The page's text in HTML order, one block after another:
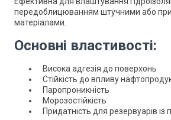
передоблицюванням штучними або
матеріалами.
Основні властивості:
Висока адгезія до поверхонь
Стійкість до впливу
Паропроникність
Морозостійкість
Придатність для резервуарів